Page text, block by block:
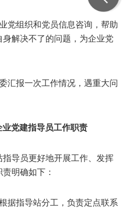
党组织和党员信息咨询，帮助
解决不了的问题，为企业党
汇报一次工作情况，遇重大问
党建指导员工作职责
导员更好地开展工作、发挥
明确如下：
据指导站分工，负责定点联系